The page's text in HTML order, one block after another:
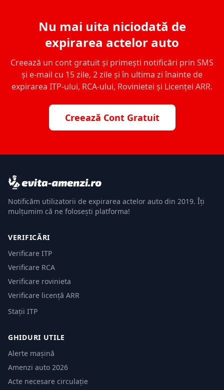
Nu mai uita niciodată de
expirarea actelor auto
Creează un cont gratuit și primești notificări prin SMS
și e-mail cu 15 zile, 2 zile și în ultima zi înainte de
expirarea ITP-ului, RCA-ului, Rovinietei și Licenței ARR.
Creează Cont Gratuit
Notificăm utilizatorii de expirarea actelor auto din 2019. Îți
mulțumim că ne folosești platforma!
VERIFICĂRI
Verificare ITP
Verificare RCA
Verificare rovinieta
Verificare licență ARR
Stații ITP
GHIDURI UTILE
Alerte mașină
Amenzi auto 2026
Acte necesare circulație